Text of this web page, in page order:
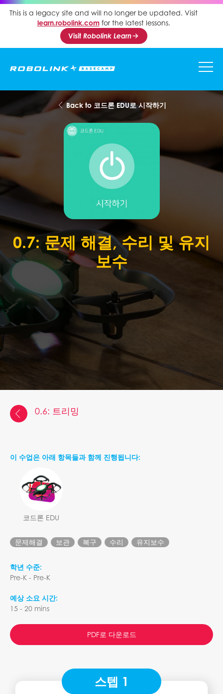
This is a legacy site and will no longer be updated. Visit
learn.robolink.comfor the latest lessons.
VisitRobolink Learn
Back to 코드론 EDU로 시작하기
0.7: 문제 해결, 수리 및 유지
보수
0.6: 트리밍
이 수업은 아래 항목들과 함께 진행됩니다:
코드론 EDU
문제해결 보관 복구 수리 유지보수
학년 수준:
Pre-K - Pre-K
예상 소요 시간:
15 - 20 mins
PDF로 다운로드
스텝 1